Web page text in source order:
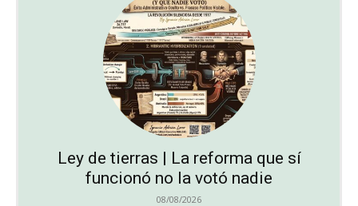
Ley de tierras | La reforma que sí
funcionó no la votó nadie
08/08/2026